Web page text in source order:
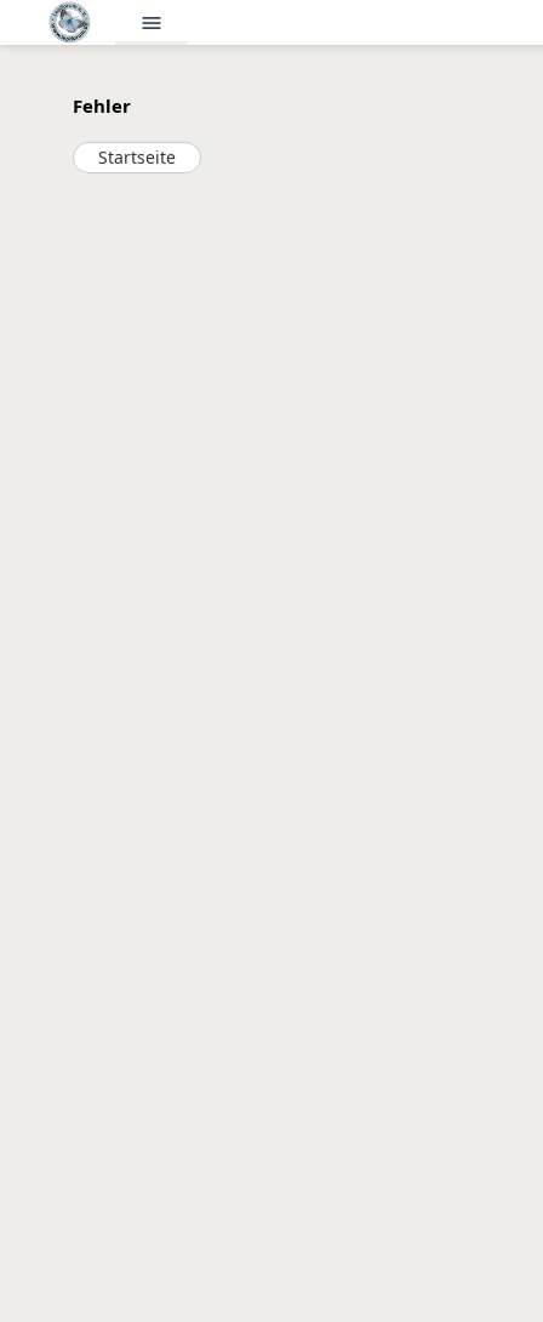
menu
Fehler
Startseite